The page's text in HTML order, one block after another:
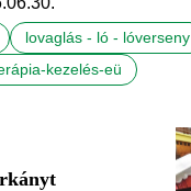
lovaglás - ló - lóverseny
kezelés-eü